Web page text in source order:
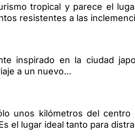
tropical y parece el
resistentes a las
inspirado en la ciudad
a un nuevo…
unos kilómetros del
el lugar ideal tanto para